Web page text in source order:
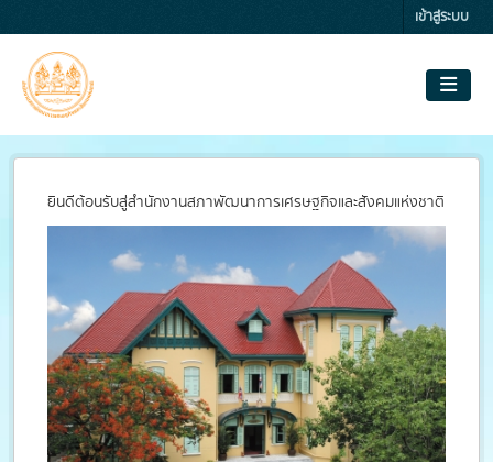
เข้าสู่ระบบ
ยินดีต้อนรับสู่สำนักงานสภาพัฒนาการเศรษฐกิจและสังคมแห่งชาติ